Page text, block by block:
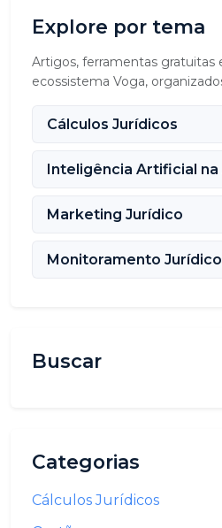
Explore por tema
Artigos, ferramentas gratuitas
ecossistema Voga,
Cálculos Jurídicos
Inteligência Artificial na
Marketing Jurídico
Monitoramento
Buscar
Categorias
Cálculos Jurídicos